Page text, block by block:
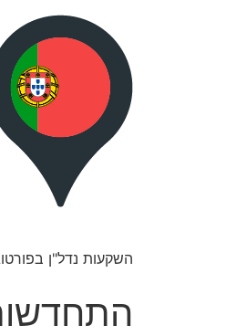
השקעות נדל"ן